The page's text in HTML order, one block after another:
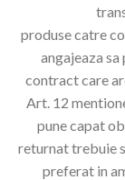
produse catre
angajeaza
contract care
Art. 12
pune capat
returnat trebuie
preferat in